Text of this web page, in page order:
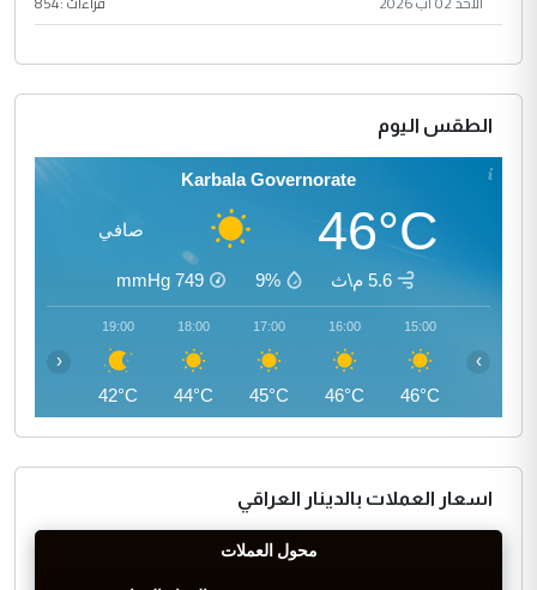
الطقس اليوم
Karbala Governorate
46°C صافي
5.6 م\ث 9%
749
mmHg
15:00
46°C
16:00
46°C
17:00
45°C
18:00
44°C
19:00
42°C
‹ ›
اسعار العملات بالدينار العراقي